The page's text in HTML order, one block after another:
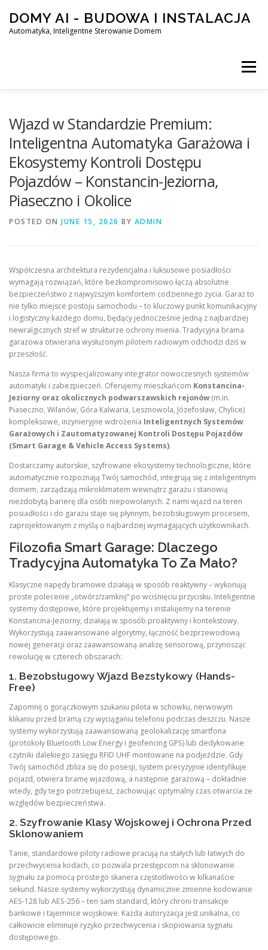
content
DOMY AI - BUDOWA I INSTALACJA
Automatyka, Inteligentne Sterowanie Domem
Menu
SMART DOM AI – AUTOMATYKA, INTELIGENTNE
BLOG KONTAKT
Wjazd w Standardzie Premium:
Inteligentna Automatyka Garażowa i
Ekosystemy Kontroli Dostępu
Pojazdów – Konstancin-Jeziorna,
Piaseczno i Okolice
POSTED ON JUNE 15, 2026 BY ADMIN
Współczesna architektura rezydencjalna i luksusowe posiadłości
wymagają rozwiązań, które bezkompromisowo łączą absolutne
bezpieczeństwo z najwyższym komfortem codziennego życia. Garaż to
nie tylko miejsce postoju samochodu – to kluczowy punkt komunikacyjny
i logistyczny każdego domu, będący jednocześnie jedną z najbardziej
newralgicznych stref w strukturze ochrony mienia. Tradycyjna brama
garażowa otwierana wysłużonym pilotem radiowym odchodzi dziś w
przeszłość.
Nasza firma to wyspecjalizowany integrator nowoczesnych systemów
automatyki i zabezpieczeń. Oferujemy mieszkańcom Konstancina-
Jeziorny oraz okolicznych podwarszawskich rejonów(m.in.
Piaseczno, Wilanów, Góra Kalwaria, Lesznowola, Józefosław, Chylice)
kompleksowe, inżynieryjne wdrożenia Inteligentnych Systemów
Garażowych i Zautomatyzowanej Kontroli Dostępu Pojazdów
(Smart Garage & Vehicle Access Systems).
Dostarczamy autorskie, szyfrowane ekosystemy technologiczne, które
automatycznie rozpoznają Twój samochód, integrują się z inteligentnym
domem, zarządzają mikroklimatem wewnątrz garażu i stanowią
niezdobytą barierę dla osób niepowołanych. Z nami wjazd na teren
posiadłości i do garażu staje się płynnym, bezobsługowym procesem,
zaprojektowanym z myślą o najbardziej wymagających użytkownikach.
Filozofia Smart Garage: Dlaczego
Tradycyjna Automatyka To Za Mało?
Klasyczne napędy bramowe działają w sposób reaktywny – wykonują
proste polecenie „otwórz/zamknij” po wciśnięciu przycisku. Inteligentne
systemy dostępowe, które projektujemy i instalujemy na terenie
Konstancina-Jeziorny, działają w sposób proaktywny i kontekstowy.
Wykorzystują zaawansowane algorytmy, łączność bezprzewodową
nowej generacji oraz zaawansowaną analizę sensorową, przynosząc
rewolucję w czterech obszarach:
1. Bezobsługowy Wjazd Bezstykowy (Hands-
Free)
Zapomnij o gorączkowym szukaniu pilota w schowku, nerwowym
klikaniu przed bramą czy wyciąganiu telefonu podczas deszczu. Nasze
systemy wykorzystują zaawansowaną geolokalizację smartfona
(protokoły Bluetooth Low Energy i geofencing GPS) lub dedykowane
czytniki dalekiego zasięgu RFID UHF montowane na podjeździe. Gdy
Twój samochód zbliża się do posesji, system precyzyjnie identyfikuje
pojazd, otwiera bramę wjazdową, a następnie garażową – dokładnie
wtedy, gdy tego potrzebujesz, zachowując optymalny czas otwarcia ze
względów bezpieczeństwa.
2. Szyfrowanie Klasy Wojskowej i Ochrona Przed
Sklonowaniem
Tanie, standardowe piloty radiowe pracują na stałych lub łatwych do
przechwycenia kodach, co pozwala przestępcom na sklonowanie
sygnału za pomocą prostego skanera częstotliwości w kilkanaście
sekund. Nasze systemy wykorzystują dynamicznie zmienne kodowanie
AES-128 lub AES-256 – ten sam standard, który chroni transakcje
bankowe i tajemnice wojskowe. Każda autoryzacja jest unikalna, co
całkowicie eliminuje ryzyko przechwycenia i skopiowania sygnału
dostępowego.